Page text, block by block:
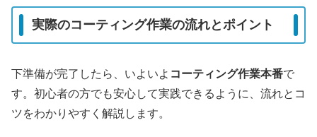
実際のコーティング作業の流れとポイント
下準備が完了したら、いよいよ コーティング作業本番で
す。初心者の方でも安心して実践できるように、流れとコ
ツをわかりやすく解説します。